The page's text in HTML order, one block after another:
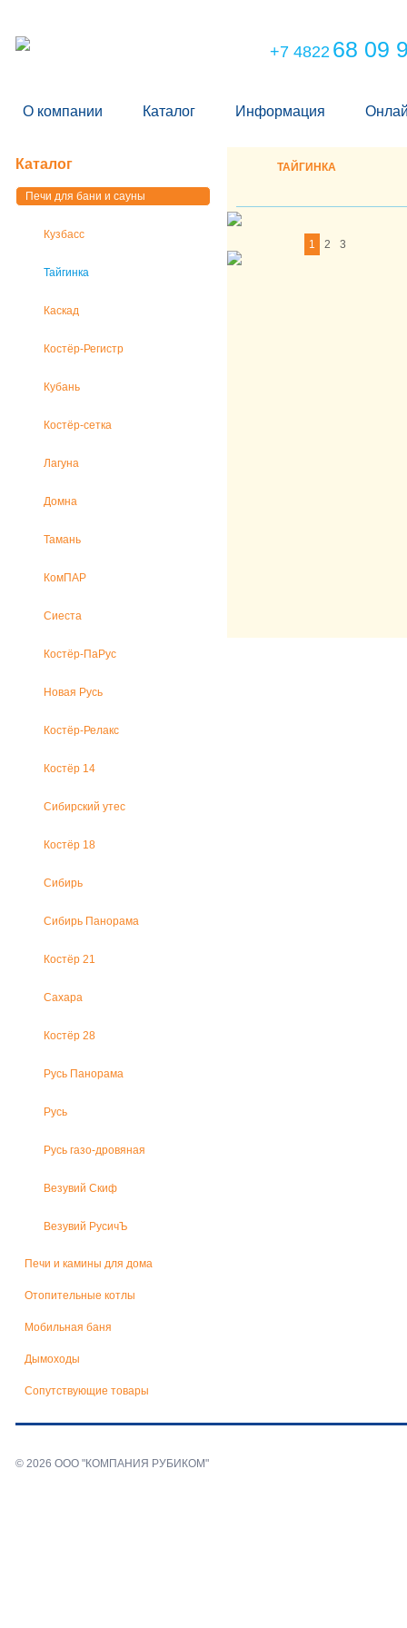
+7 4822 68 09
О компании Каталог Информация
Каталог
Печи для бани и сауны
Кузбасс
Тайгинка
Каскад
Костёр-Регистр
Кубань
Костёр-сетка
Лагуна
Домна
Тамань
КомПАР
Сиеста
Костёр-ПаРус
Новая Русь
Костёр-Релакс
Костёр 14
Сибирский утес
Костёр 18
Сибирь
Сибирь Панорама
Костёр 21
Сахара
Костёр 28
Русь Панорама
Русь
Русь газо-дровяная
Везувий Скиф
Везувий РусичЪ
Печи и камины для дома
Отопительные котлы
Мобильная баня
Дымоходы
Сопутствующие товары
ТАЙГИНКА
1 2 3
© 2026 ООО "КОМПАНИЯ РУБИКОМ"